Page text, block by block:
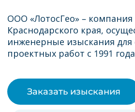
ООО «ЛотосГео» – компания
Краснодарского края,
инженерные изыскания для
проектных работ с 1991
Заказать изыскания